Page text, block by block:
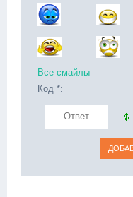
Все смайлы
Код *: